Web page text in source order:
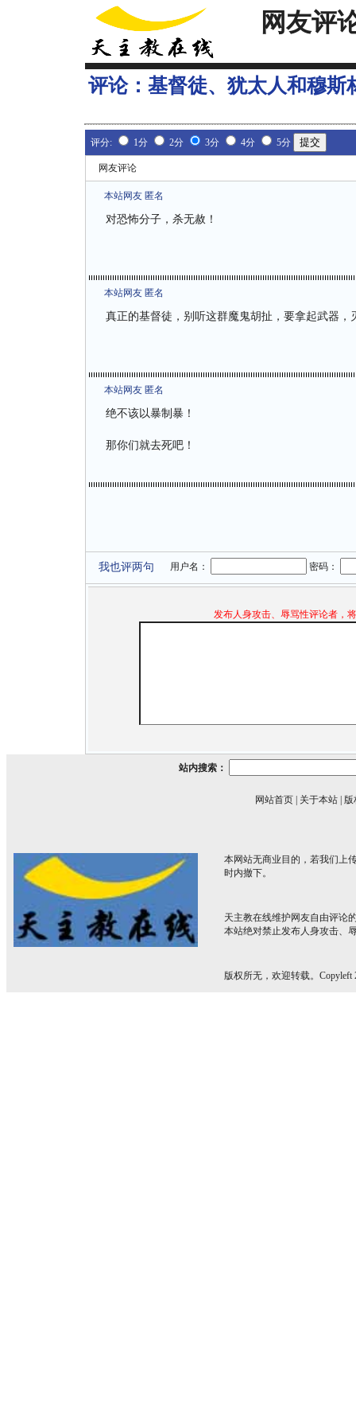
网友评
评论： 基督徒、犹太人和穆斯
评分: 1分 2分 3分 4分 5分
网友评论
本站网友 匿名
对恐怖分子，杀无赦！
本站网友 匿名
真正的基督徒，别听这群魔鬼胡扯，要拿起武器
本站网友 匿名
绝不该以暴制暴！
那你们就去死吧！
我也评两句 用户名： 密码：
发布人身攻击、辱骂性评论者，
站内搜索：
网站首页 关于本站 版
本网站无商业目的，若我们上
时内撤下。
天主教在线维护网友自由评论
本站绝对禁止发布人身攻击、
版权所无，欢迎转载。